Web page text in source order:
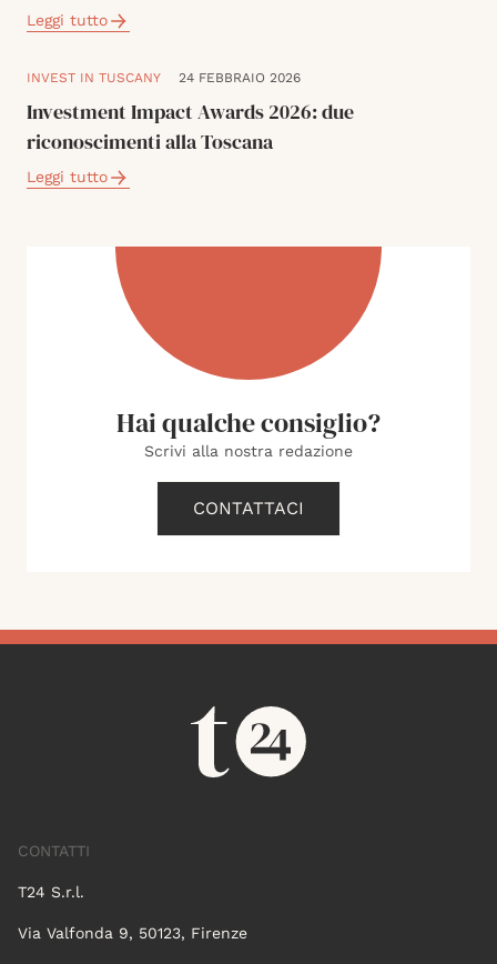
Leggi tutto
INVEST IN TUSCANY 24 FEBBRAIO 2026
Investment Impact Awards 2026: due
riconoscimenti alla Toscana
Leggi tutto
Hai qualche consiglio?
Scrivi alla nostra redazione
CONTATTACI
CONTATTI
T24 S.r.l.
Via Valfonda 9, 50123, Firenze